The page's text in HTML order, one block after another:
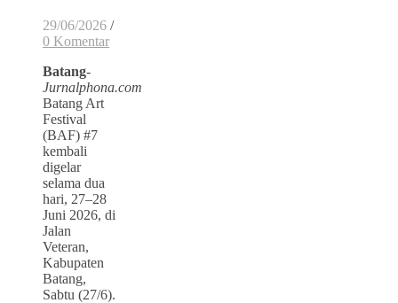
29/06/2026 /
0 Komentar
Batang-
Jurnalphona.com
Batang Art
Festival
(BAF) #7
kembali
digelar
selama dua
hari, 27–28
Juni 2026, di
Jalan
Veteran,
Kabupaten
Batang,
Sabtu (27/6).